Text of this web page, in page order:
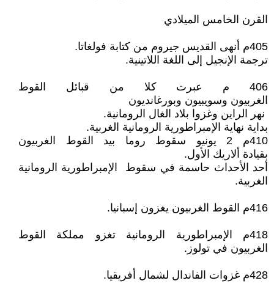
القرن الخامس الميلادي
405م أنهى القديس جيروم من كتابة فولغاتا.
ترجمة الإنجيل إلى اللغة اللاتينية.
406 م عبرت كلا من قبائل القوط
الغربيون وسويبيون وبورغانديون
نهر الراين وغزوا بلاد الغال الرومانية.
بداية نهاية الإمبراطورية الرومانية الغربية.
410م 2 يونيو سقوط روما بيد القوط الغربيون
بقيادة ألاريك الأول.
أحد الأحداث حاسمة في سقوط الإمبراطورية الرومانية
الغربية.
416م القوط الغربيون يغزون إسبانيا.
418م الإمبراطورية الرومانية تغزو مملكة القوط
الغربيون في تولوز.
428م غزوات الفاندال لشمال أفريقيا.